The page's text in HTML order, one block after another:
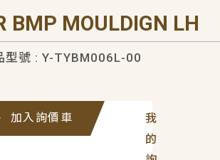
BMP MOULDIGN LH
型號 : Y-TYBM006L-00
我
的
加入詢價車